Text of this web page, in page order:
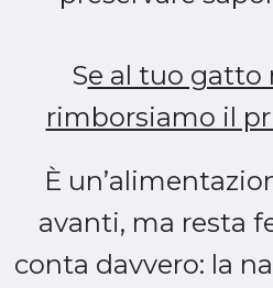
Se al tuo gatto
rimborsiamo il
È
avanti, ma resta
conta davvero: la